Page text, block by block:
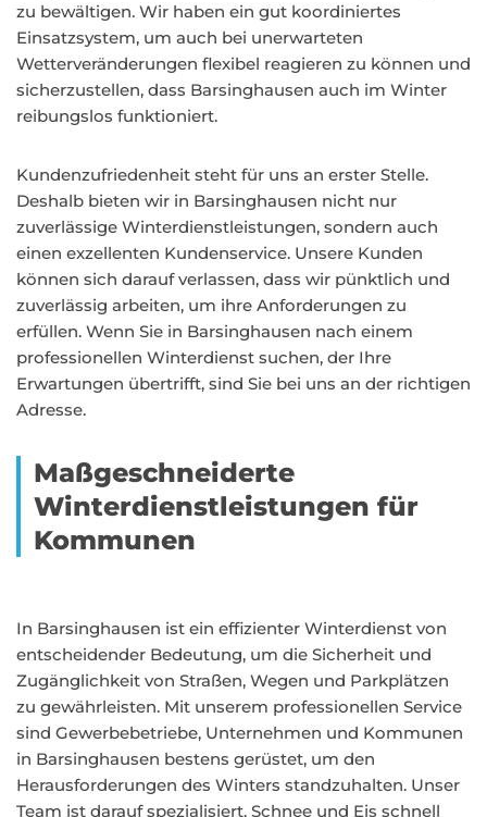
zu bewältigen. Wir haben ein gut koordiniertes
Einsatzsystem, um auch bei unerwarteten
Wetterveränderungen flexibel reagieren zu können und
sicherzustellen, dass Barsinghausen auch im Winter
reibungslos funktioniert.
Kundenzufriedenheit steht für uns an erster Stelle.
Deshalb bieten wir in Barsinghausen nicht nur
zuverlässige Winterdienstleistungen, sondern auch
einen exzellenten Kundenservice. Unsere Kunden
können sich darauf verlassen, dass wir pünktlich und
zuverlässig arbeiten, um ihre Anforderungen zu
erfüllen. Wenn Sie in Barsinghausen nach einem
professionellen Winterdienst suchen, der Ihre
Erwartungen übertrifft, sind Sie bei uns an der richtigen
Adresse.
Maßgeschneiderte
Winterdienstleistungen für
Kommunen
In Barsinghausen ist ein effizienter Winterdienst von
entscheidender Bedeutung, um die Sicherheit und
Zugänglichkeit von Straßen, Wegen und Parkplätzen
zu gewährleisten. Mit unserem professionellen Service
sind Gewerbebetriebe, Unternehmen und Kommunen
in Barsinghausen bestens gerüstet, um den
Herausforderungen des Winters standzuhalten. Unser
Team ist darauf spezialisiert, Schnee und Eis schnell